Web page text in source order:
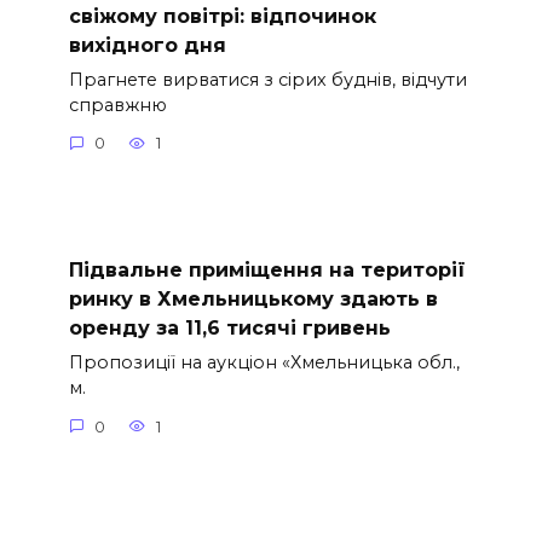
свіжому повітрі: відпочинок
вихідного дня
Прагнете вирватися з сірих буднів, відчути
справжню
0 1
Підвальне приміщення на території
ринку в Хмельницькому здають в
оренду за 11,6 тисячі гривень
Пропозиції на аукціон «Хмельницька обл.,
м.
0 1